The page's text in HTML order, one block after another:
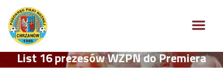
List 16 prezesów WZPN do Premiera